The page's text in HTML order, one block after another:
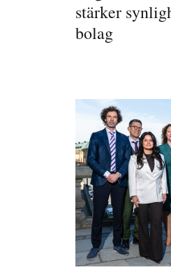
stärker
bolag